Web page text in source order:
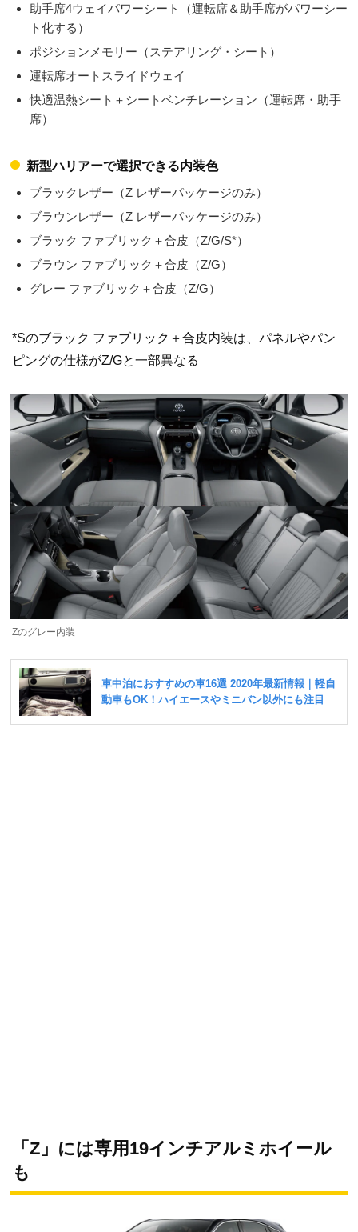
助手席4ウェイパワーシート（運転席＆助手席がパワーシー
ト化する）
ポジションメモリー（ステアリング・シート）
運転席オートスライドウェイ
快適温熱シート＋シートベンチレーション（運転席・助手
席）
新型ハリアーで選択できる内装色
ブラックレザー（Z レザーパッケージのみ）
ブラウンレザー（Z レザーパッケージのみ）
ブラック ファブリック＋合皮（Z/G/S*）
ブラウン ファブリック＋合皮（Z/G）
グレー ファブリック＋合皮（Z/G）
*Sのブラック ファブリック＋合皮内装は、パネルやパン
ピングの仕様がZ/Gと一部異なる
Zのグレー内装
「Z」には専用19インチアルミホイール
も